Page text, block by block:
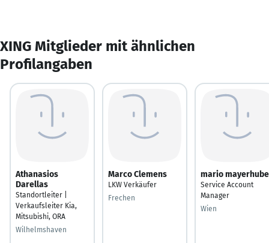
XING Mitglieder mit ähnlichen
Profilangaben
Athanasios
Darellas
Standortleiter |
Verkaufsleiter Kia,
Mitsubishi, ORA
Wilhelmshaven
Marco Clemens
LKW Verkäufer
Frechen
mario
Service Account
Manager
Wien